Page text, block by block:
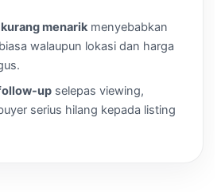
menarik menyebabkan
walaupun lokasi dan harga
up selepas viewing,
serius hilang kepada listing